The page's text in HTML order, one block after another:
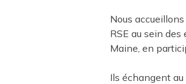
Nous
RSE au sein
Maine, en
Ils échangent